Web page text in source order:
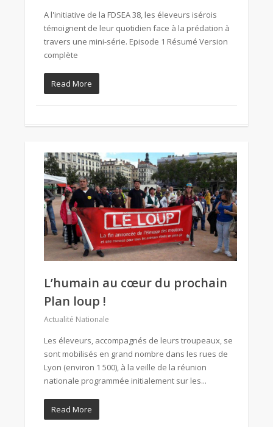
A l'initiative de la FDSEA 38, les éleveurs isérois
témoignent de leur quotidien face à la prédation à
travers une mini-série. Episode 1 Résumé Version
complète
Read More
L’humain au cœur du prochain
Plan loup !
Actualité Nationale
Les éleveurs, accompagnés de leurs troupeaux, se
sont mobilisés en grand nombre dans les rues de
Lyon (environ 1 500), à la veille de la réunion
nationale programmée initialement sur les...
Read More